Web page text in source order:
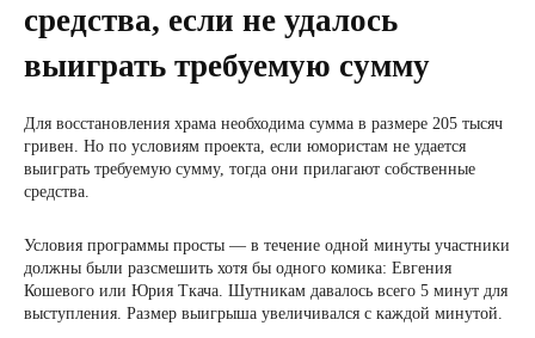
средства, если не удалось
выиграть требуемую сумму
Для восстановления храма необходима сумма в размере 205 тысяч
гривен. Но по условиям проекта, если юмористам не удается
выиграть требуемую сумму, тогда они прилагают собственные
средства.
Условия программы просты — в течение одной минуты участники
должны были разсмешить хотя бы одного комика: Евгения
Кошевого или Юрия Ткача. Шутникам давалось всего 5 минут для
выступления. Размер выигрыша увеличивался с каждой минутой.